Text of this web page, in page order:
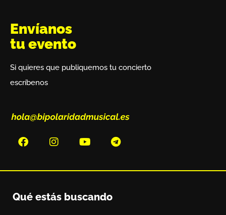
Envíanos
tu evento
Si quieres que publiquemos tu concierto
escríbenos
Qué estás buscando